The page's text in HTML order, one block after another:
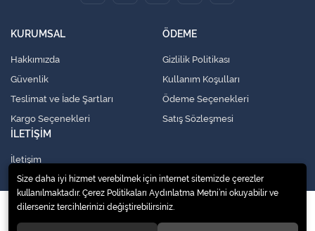
KURUMSAL
Hakkımızda
Güvenlik
Teslimat ve İade Şartları
Kargo Seçenekleri
ÖDEME
Gizlilik Politikası
Kullanım Koşulları
Ödeme Seçenekleri
Satış Sözleşmesi
İLETİŞİM
İletişim
© 2020Küresel Soğutma Sistemleri Yedek Parça San. Ve Tic. Ltd. Şti.
Size daha iyi hizmet verebilmek için internet sitemizde çerezler
kullanılmaktadır. Çerez Politikaları Aydınlatma Metni’ni okuyabilir ve
dilerseniz tercihlerinizi değiştirebilirsiniz.